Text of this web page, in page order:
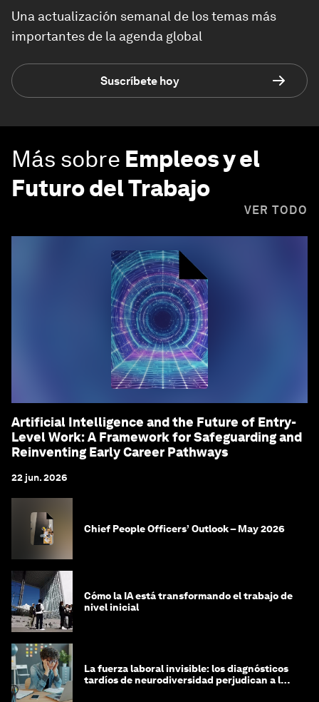
Una actualización semanal de los temas más
importantes de la agenda global
Suscríbete hoy
Más sobre Empleos y el
Futuro del Trabajo
VER TODO
Artificial Intelligence and the Future of Entry-
Level Work: A Framework for Safeguarding and
Reinventing Early Career Pathways
22 jun. 2026
Chief People Officers’ Outlook – May 2026
Cómo la IA está transformando el trabajo de
nivel inicial
La fuerza laboral invisible: los diagnósticos
tardíos de neurodiversidad perjudican a las